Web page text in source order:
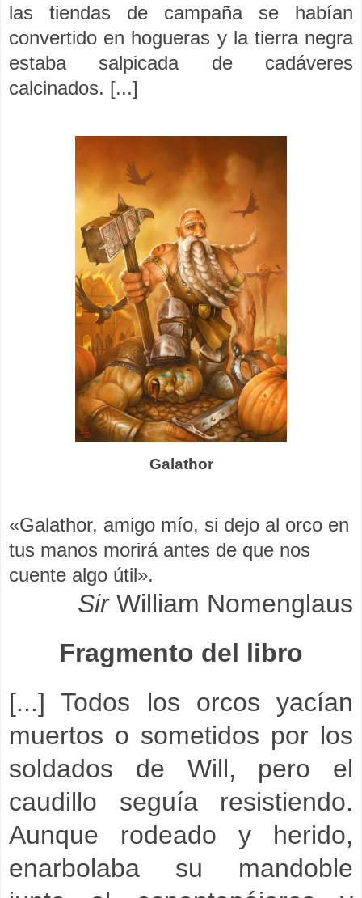
las tiendas de campaña se habían
convertido en hogueras y la tierra negra
estaba salpicada de cadáveres
calcinados. [...]
Galathor
«Galathor, amigo mío, si dejo al orco en
tus manos morirá antes de que nos
cuente algo útil».
SirWilliam Nomenglaus
Fragmento del libro
[...] Todos los orcos yacían
muertos o sometidos por los
soldados de Will, pero el
caudillo seguía resistiendo.
Aunque rodeado y herido,
enarbolaba su mandoble